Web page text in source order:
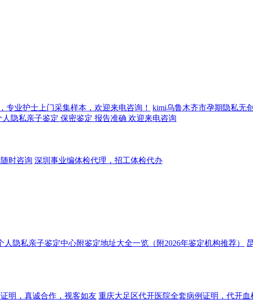
业护士上门采集样本，欢迎来电咨询！
kimi乌鲁木齐市孕期隐私无
隐私亲子鉴定 保密鉴定 报告准确 欢迎来电咨询
时咨询 深圳事业编体检代理，招工体检代办
人隐私亲子鉴定中心附鉴定地址大全一览（附2026年鉴定机构推荐）
明，真诚合作，视客如友 重庆大足区代开医院全套病例证明，代开血